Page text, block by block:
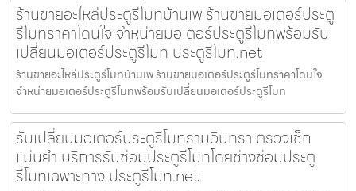
ร้านขายอะไหล่ประตูรีโมทบ้านเพ ร้านขายมอเตอร์ประตู
รีโมทราคาโดนใจ จำหน่ายมอเตอร์ประตูรีโมทพร้อมรับ
เปลี่ยนมอเตอร์ประตูรีโมท ประตูรีโมท.net
ร้านขายอะไหล่ประตูรีโมทบ้านเพ ร้านขายมอเตอร์ประตูรีโมทราคาโดนใจ
จำหน่ายมอเตอร์ประตูรีโมทพร้อมรับเปลี่ยนมอเตอร์ประตูรีโมท
รับเปลี่ยนมอเตอร์ประตูรีโมทรามอินทรา ตรวจเช็ก
แม่นยำ บริการรับซ่อมประตูรีโมทโดยช่างซ่อมประตู
รีโมทเฉพาะทาง ประตูรีโมท.net